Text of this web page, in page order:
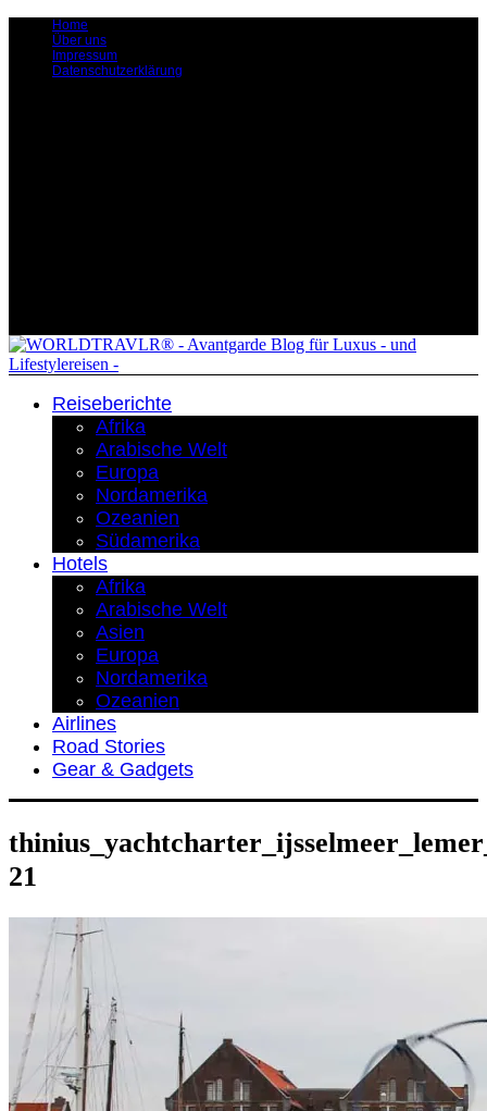
Home
Über uns
Impressum
Datenschutzerklärung
Reiseberichte
Afrika
Arabische Welt
Europa
Nordamerika
Ozeanien
Südamerika
Hotels
Afrika
Arabische Welt
Asien
Europa
Nordamerika
Ozeanien
Airlines
Road Stories
Gear & Gadgets
21